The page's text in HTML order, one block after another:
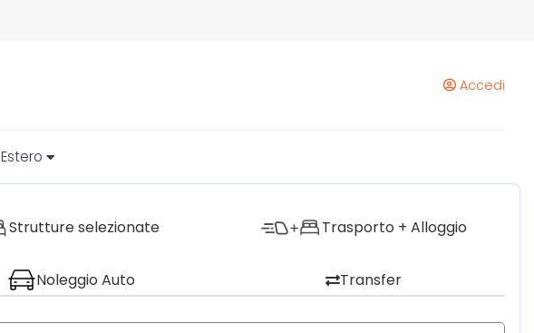
Accedi
Estero
Strutture selezionate Trasporto + Alloggio
Noleggio Auto Transfer